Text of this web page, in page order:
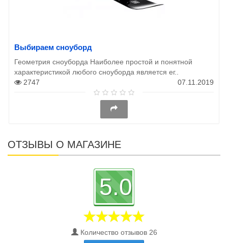
Выбираем сноуборд
Геометрия сноуборда Наиболее простой и понятной
характеристикой любого сноуборда является ег..
2747
07.11.2019
ОТЗЫВЫ О МАГАЗИНЕ
5.0
Количество отзывов 26